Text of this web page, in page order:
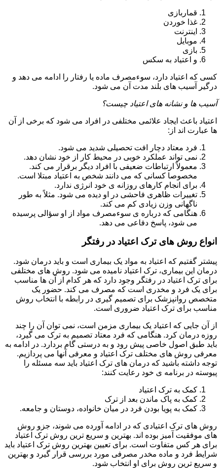
قماربازی
غذا خوردن
اینترنت
موبایل
بازی
و اعتیاد به سکس
کسی که اعتیاد دارد، سوءمصرف ماده یا رفتار را ادامه می دهد و
درگیر آسیب های بلند مدت آن می شود.
آسیب ها و نشانه های اعتیاد چیست؟
اعتیاد باعث ایجاد علائمی مختلفی در افراد می شود که برخی از آن
ها عبارت اند از:
فرد معتاد دچار افت تحصیلی شدید می شود.
نمی تواند عملکرد خوبی در محیط کار از خود نشان دهد.
معمولاً ارتباطات ضعیفی با افراد دیگر برقرار می کند.
مخصوصا کسانی که می دانند شخص به اعتیاد مبتلا است.
برای انجام کارهای روزانه ی خود انرژی ندارد.
تغییرات ظاهری فاحشی در او دیده می شود. مثلاً به طور
ناگهانی وزن زیادی کم می کند.
هنگامی که درباره ی سوءمصرف مواد از او سؤالی پرسیده
می شود، پاسخ دفاعی می دهد.
انواع روش های ترک اعتیاد در رفتگر
پیشتر گفتیم که اعتیاد به مواد یک بیماری است و باید درمان شود.
درمان این بیماری، ترک اعتیاد نامیده می شود. روش های مختلفی
برای ترک اعتیاد در رفتگر وجود دارد که هر کدام از آن ها مناسب
برای یک فرد و مخدری است که مصرف می کند. حضور یک
متخصص روانپزشک برای تصمیم گیری در رابطه با انتخاب روش
مناسب برای ترک اعتیاد ضروری است.
از آن جایی که اعتیاد یک بیماری مزمن است، نمی توان آن را چند
روزه درمان کرد. هنگامی که فرد معتاد تصمیم به ترک می گیرد،
باید طبق اصول خاصی پیش رود و به درستی گام بردارد. در ادامه به
معرفی روش های مختلف ترک اعتیاد و معرفی آنها می پردازیم.
توجه داشته باشید که درمان های ترک اعتیاد باید سه مسئله را
پیوسته در برنامه ی خود رعایت کنند:
کمک به ترک اعتیاد
کمک به پاک ماندن بعد از ترک
کمک به پویا بودن فرد در میان خانواده، دوستان و جامعه.
روش های ترک اعتیادی که در ادامه آورده می شوند، جزو روش
های موفقیت آمیز بوده اند. بهترین و سریع ترین روش ترک اعتیاد
برای هر کس متفاوت است. برای تعیین بهترین روش ترک اعتیاد باید
شرایط فرد و ماده مخدر مصرفی مورد بررسی قرار گیرد و بهترین
و سریع ترین روش برای او انتخاب شود.